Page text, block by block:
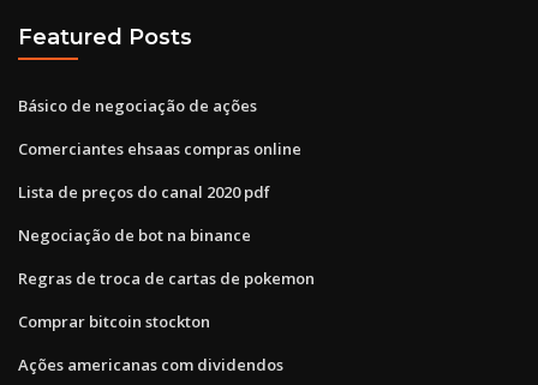
Featured Posts
Básico de negociação de ações
Comerciantes ehsaas compras online
Lista de preços do canal 2020 pdf
Negociação de bot na binance
Regras de troca de cartas de pokemon
Comprar bitcoin stockton
Ações americanas com dividendos